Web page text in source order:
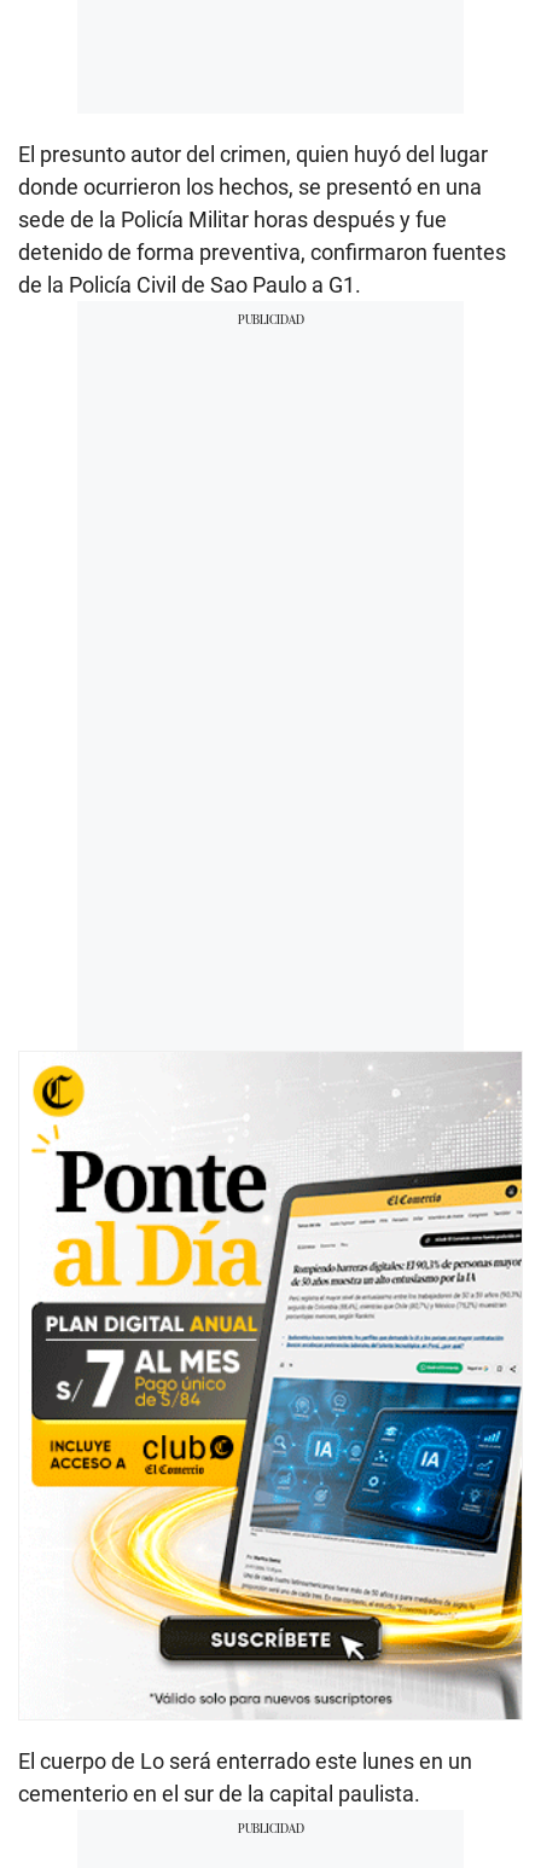
El presunto autor del crimen, quien huyó del lugar
donde ocurrieron los hechos, se presentó en una
sede de la Policía Militar horas después y fue
detenido de forma preventiva, confirmaron fuentes
de la Policía Civil de Sao Paulo a G1.
El cuerpo de Lo será enterrado este lunes en un
cementerio en el sur de la capital paulista.